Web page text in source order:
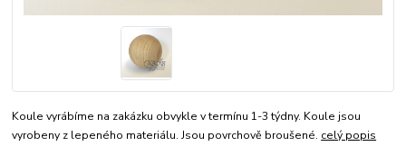
Koule vyrábíme na zakázku obvykle v termínu 1-3 týdny. Koule jsou
vyrobeny z lepeného materiálu. Jsou povrchově broušené. celý popis